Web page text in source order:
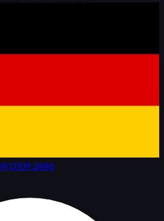
0109 2496